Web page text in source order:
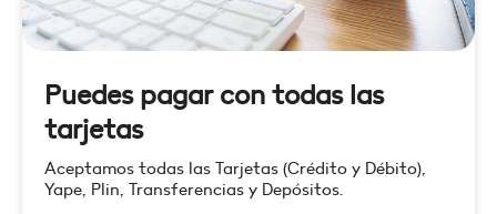
Puedes pagar con todas las
tarjetas
Aceptamos todas las Tarjetas (Crédito y Débito),
Yape, Plin, Transferencias y Depósitos.